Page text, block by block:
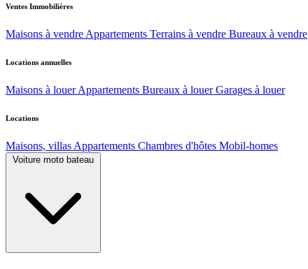
Ventes Immobilières
Maisons à vendre Appartements Terrains à vendre Bureaux à vendre
Locations annuelles
Maisons à louer Appartements Bureaux à louer Garages à louer
Locations
Maisons, villas Appartements Chambres d'hôtes Mobil-homes
Voiture moto bateau